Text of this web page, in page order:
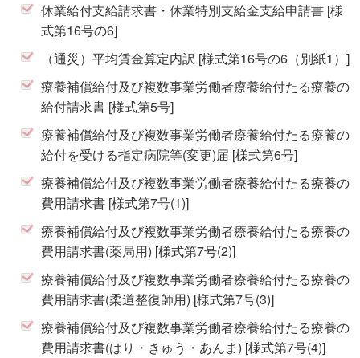
休業給付支給請求書・休業特別支給金支給申請書 [様
式第16号の6]
（通災）平均賃金算定内訳 [様式第16号の6（別紙1）]
療養補償給付及び複数事業労働者療養給付たる療養の
給付請求書 [様式第5号]
療養補償給付及び複数事業労働者療養給付たる療養の
給付を受ける指定病院等(変更)届 [様式第6号]
療養補償給付及び複数事業労働者療養給付たる療養の
費用請求書 [様式第7号(1)]
療養補償給付及び複数事業労働者療養給付たる療養の
費用請求書(薬局用) [様式第7号(2)]
療養補償給付及び複数事業労働者療養給付たる療養の
費用請求書(柔道整復師用) [様式第7号(3)]
療養補償給付及び複数事業労働者療養給付たる療養の
費用請求書(はり・きゅう・あんま) [様式第7号(4)]